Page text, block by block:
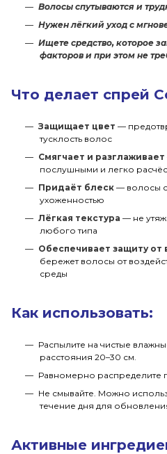
Волосы спутываются и
Нужен лёгкий уход с
Ищете средство, которое
факторов и при этом не
Что делает спрей
Защищает цвет —
тусклость волос
Смягчает и разглаживает
послушными и легко
Придаёт блеск — волосы
ухоженностью
Лёгкая текстура — не
любого типа
Обеспечивает защиту
бережет волосы от
среды
Как использовать:
Распылите на чистые
расстояния 20–30 см.
Равномерно распределите
Не смывайте. Можно
течение дня для
Активные